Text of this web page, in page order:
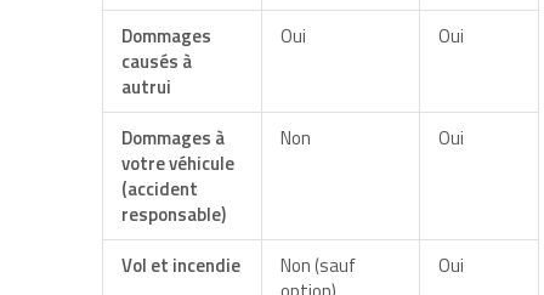
Dommages
causés à
autrui
Oui Oui
Dommages à
votre véhicule
(accident
responsable)
Non Oui
Vol et incendie
Non (sauf
Oui